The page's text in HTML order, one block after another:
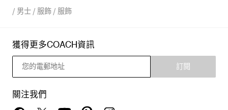
/ 男士 / 服飾 / 服飾
獲得更多COACH資訊
訂閱
關注我們